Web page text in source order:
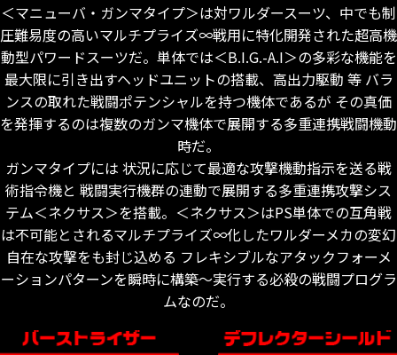
＜マニューバ・ガンマタイプ＞は対ワルダースーツ、中でも制
圧難易度の高いマルチプライズ∞戦用に特化開発された超高機
動型パワードスーツだ。単体では＜B.I.G.-A.I＞の多彩な機能を
最大限に引き出すヘッドユニットの搭載、高出力駆動 等 バラ
ンスの取れた戦闘ポテンシャルを持つ機体であるが その真価
を発揮するのは複数のガンマ機体で展開する多重連携戦闘機動
時だ。
ガンマタイプには 状況に応じて最適な攻撃機動指示を送る戦
術指令機と 戦闘実行機群の連動で展開する多重連携攻撃シス
テム＜ネクサス＞を搭載。＜ネクサス＞はPS単体での互角戦
は不可能とされるマルチプライズ∞化したワルダーメカの変幻
自在な攻撃をも封じ込める フレキシブルなアタックフォーメ
ーションパターンを瞬時に構築～実行する必殺の戦闘プログラ
ムなのだ。